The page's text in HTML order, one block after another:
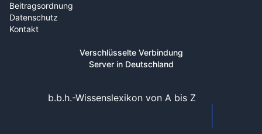
Beitragsordnung
Datenschutz
Kontakt
Verschlüsselte Verbindung
Server in Deutschland
b.b.h.-Wissenslexikon von A bis Z